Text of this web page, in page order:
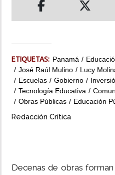
IMPRESO
ETIQUETAS: Panamá
José Raúl Mulino
Lucy
Escuelas
Gobierno
Tecnología Educativa
Obras Públicas
Educación
Redacción Crítica
Decenas de obras